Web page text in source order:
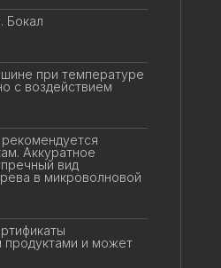
при температуре
с воздействием
Аккуратное
вид
в микроволновой
и может